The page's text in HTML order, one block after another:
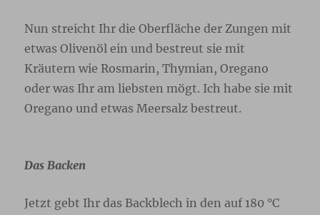
Nun streicht Ihr die Oberfläche der Zungen mit
etwas Olivenöl ein und bestreut sie mit
Kräutern wie Rosmarin, Thymian, Oregano
oder was Ihr am liebsten mögt. Ich habe sie mit
Oregano und etwas Meersalz bestreut.
Das Backen
Jetzt gebt Ihr das Backblech in den auf 180 °C